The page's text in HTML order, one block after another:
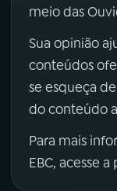
meio das
Sua opinião
conteúdos
se esqueça
do conteúdo
Para mais
EBC, acesse